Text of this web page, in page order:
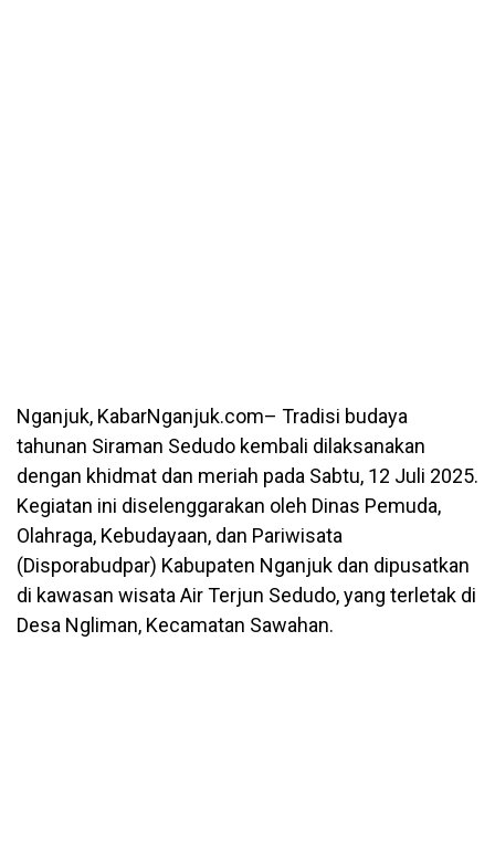
Nganjuk, KabarNganjuk.com– Tradisi budaya
tahunan Siraman Sedudo kembali dilaksanakan
dengan khidmat dan meriah pada Sabtu, 12 Juli 2025.
Kegiatan ini diselenggarakan oleh Dinas Pemuda,
Olahraga, Kebudayaan, dan Pariwisata
(Disporabudpar) Kabupaten Nganjuk dan dipusatkan
di kawasan wisata Air Terjun Sedudo, yang terletak di
Desa Ngliman, Kecamatan Sawahan.